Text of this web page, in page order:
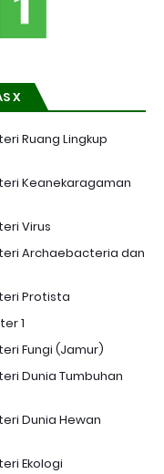
X
Ruang Lingkup
Keanekaragaman
Virus
Archaebacteria dan
Protista
1
Fungi (Jamur)
Dunia Tumbuhan
Dunia Hewan
Ekologi